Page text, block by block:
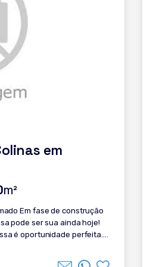
em
m²
pode ser sua ainda hoje!
é oportunidade perfeita.